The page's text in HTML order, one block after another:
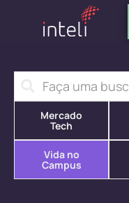
Mercado
Tech
Vida no
Campus